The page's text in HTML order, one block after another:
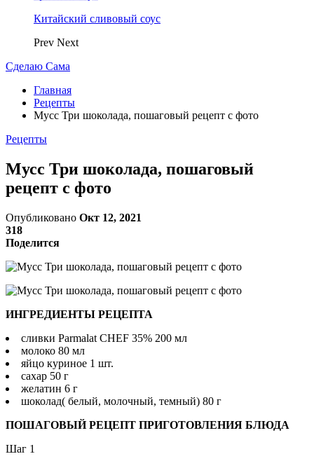
Китайский сливовый соус
Prev Next
Сделаю Сама
Главная
Рецепты
Мусс Три шоколада, пошаговый рецепт с фото
Рецепты
Мусс Три шоколада, пошаговый
рецепт с фото
Опубликовано Окт 12, 2021
318
Поделится
ИНГРЕДИЕНТЫ РЕЦЕПТА
сливки Parmalat CHEF 35% 200 мл
молоко 80 мл
яйцо куриное 1 шт.
сахар 50 г
желатин 6 г
шоколад( белый, молочный, темный) 80 г
ПОШАГОВЫЙ РЕЦЕПТ ПРИГОТОВЛЕНИЯ БЛЮДА
Шаг 1